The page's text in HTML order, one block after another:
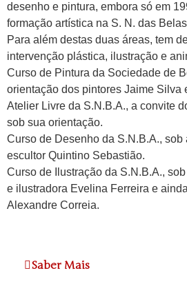
desenho e pintura, embora só em
formação artística na S. N. das
Para além destas duas áreas, tem
intervenção plástica, ilustração e
Curso de Pintura da Sociedade de
orientação dos pintores Jaime Silva
Atelier Livre da S.N.B.A., a convite
sob sua orientação.
Curso de Desenho da S.N.B.A., sob
escultor Quintino Sebastião.
Curso de Ilustração da S.N.B.A.,
e ilustradora Evelina Ferreira e
Alexandre Correia.
Saber Mais